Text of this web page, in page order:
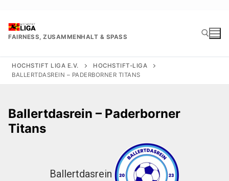
springen
FAIRNESS, ZUSAMMENHALT & SPASS
Suchen nach:
HOCHSTIFT LIGA E.V.
HOCHSTIFT-LIGA
BALLERTDASREIN – PADERBORNER TITANS
Ballertdasrein – Paderborner
Titans
Ballertdasrein